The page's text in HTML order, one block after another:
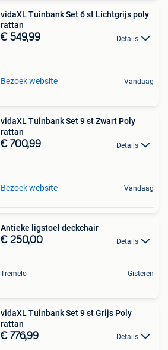
vidaXL Tuinbank Set 6 st Lichtgrijs poly
rattan
€ 549,99 Details
Bezoek website Vandaag
vidaXL Tuinbank Set 9 st Zwart Poly
rattan
€ 700,99 Details
Bezoek website Vandaag
Antieke ligstoel deckchair
€ 250,00 Details
Tremelo Gisteren
vidaXL Tuinbank Set 9 st Grijs Poly
rattan
€ 776,99 Details